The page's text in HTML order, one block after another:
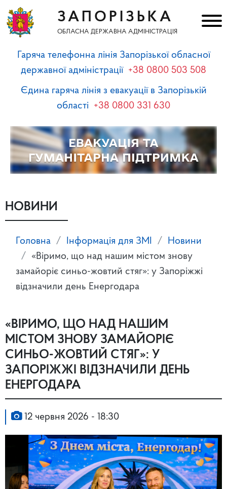
ЗАПОРІЗЬКА
ОБЛАСНА ДЕРЖАВНА АДМІНІСТРАЦІЯ
Гаряча телефонна лінія Запорізької обласної
державної адміністрації +38 0800 503 508
Єдина гаряча лінія з евакуації в Запорізькій
області +38 0800 331 630
НОВИНИ
Головна Інформація для ЗМІ
Новини
«Віримо, що над нашим містом знову
замайоріє синьо-жовтий стяг»: у Запоріжжі
відзначили день Енергодара
«ВІРИМО, ЩО НАД НАШИМ
МІСТОМ ЗНОВУ ЗАМАЙОРІЄ
СИНЬО-ЖОВТИЙ СТЯГ»: У
ЗАПОРІЖЖІ ВІДЗНАЧИЛИ ДЕНЬ
ЕНЕРГОДАРА
12 червня 2026 - 18:30